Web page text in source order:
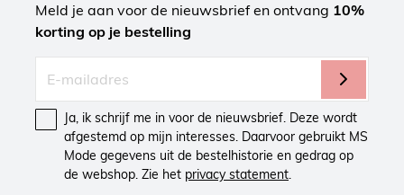
Meld je aan voor de nieuwsbrief en ontvang 10%
korting op je bestelling
Ja, ik schrijf me in voor de nieuwsbrief. Deze wordt
afgestemd op mijn interesses. Daarvoor gebruikt MS
Mode gegevens uit de bestelhistorie en gedrag op
de webshop. Zie het privacy statement.